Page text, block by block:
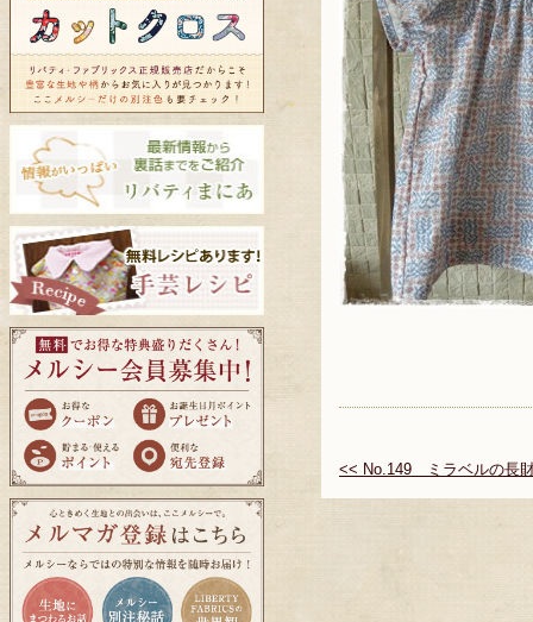
<< No.149 ミラベルの長